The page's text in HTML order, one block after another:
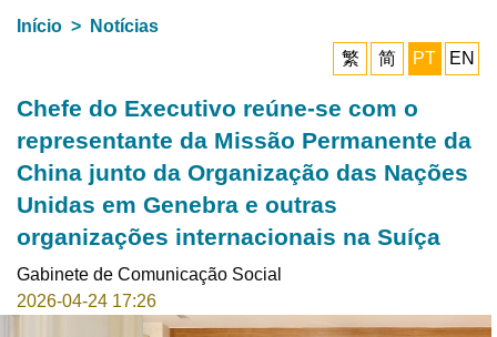
Início
Notícias
繁
简 PT EN
Chefe do Executivo reúne-se com o
representante da Missão Permanente da
China junto da Organização das Nações
Unidas em Genebra e outras
organizações internacionais na Suíça
Gabinete de Comunicação Social
2026-04-24 17:26